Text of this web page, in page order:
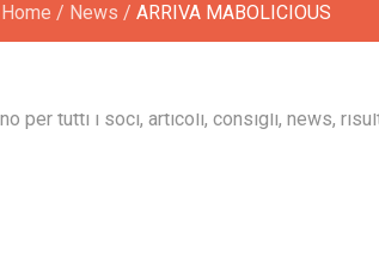
Home / News / ARRIVA MABOLICIOUS
per tutti i soci, articoli, consigli, news,